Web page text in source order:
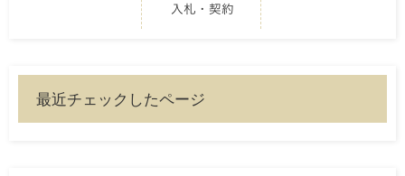
入札・契約
最近チェックしたページ